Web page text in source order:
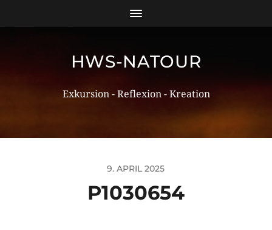
HWS-NATOUR
Exkursion - Reflexion - Kreation
9. APRIL 2025
P1030654